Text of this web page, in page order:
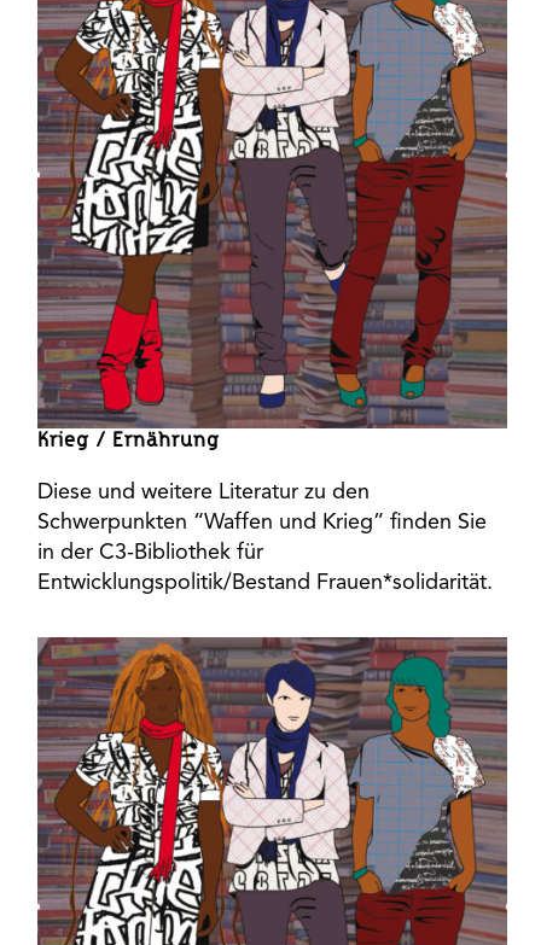
Krieg / Ernährung
Diese und weitere Literatur zu den
Schwerpunkten “Waffen und Krieg” finden Sie
in der C3-Bibliothek für
Entwicklungspolitik/Bestand Frauen*solidarität.